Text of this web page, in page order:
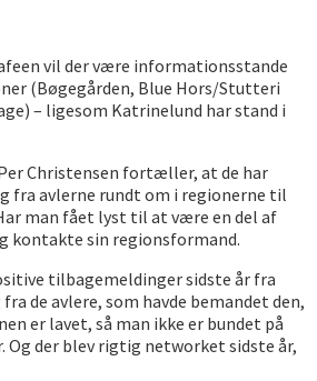
vil der være informationsstande
(Bøgegården, Blue Hors/Stutteri
– ligesom Katrinelund har stand i
Christensen fortæller, at de har
fra avlerne rundt om i regionerne til
man fået lyst til at være en del af
kontakte sin regionsformand.
tilbagemeldinger sidste år fra
de avlere, som havde bemandet den,
er lavet, så man ikke er bundet på
Og der blev rigtig networket sidste år,